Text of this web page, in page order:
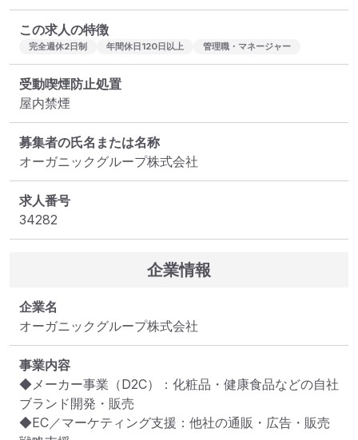
この求人の特徴
完全週休2日制 年間休日120日以上 管理職・マネージャー
受動喫煙防止処置
屋内禁煙
募集者の氏名または名称
オーガニックグループ株式会社
求人番号
34282
企業情報
企業名
オーガニックグループ株式会社
事業内容
◆メーカー事業（D2C）：化粧品・健康食品などの自社
ブランド開発・販売
◆EC／マーケティング支援：他社の通販・広告・販売